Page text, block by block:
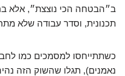
ב״הבטחה הכי נוצצת״, אלא
תכנונית, וסדר עבודה שלא
כשתתייחסו למסמכים כמו
נאמנים), תגלו שהשוק הזה